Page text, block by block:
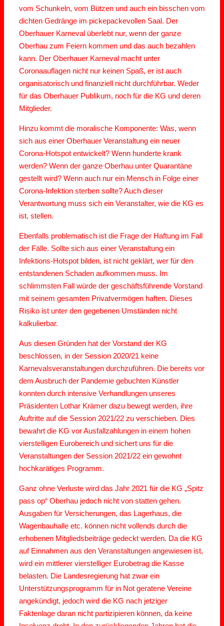
vom Schunkeln, vom Bützen und auch ein bisschen vom
dichten Gedränge im pickepackevollen Saal. Der
Oberhauer Karneval überlebt nur, wenn der ganze
Oberhau zum Feiern kommen und das auch bezahlen
kann. Der Oberhauer Karneval macht unter
Coronaauflagen nicht nur keinen Spaß, er ist auch
organisatorisch und finanziell nicht durchführbar. Weder
für das Oberhauer Publikum, noch für die KG und deren
Mitglieder.
Hinzu kommt die moralische Komponente: Was, wenn
sich aus einer Oberhauer Veranstaltung ein neuer
Corona-Hotspot entwickelt? Wenn hunderte krank
werden? Wenn der ganze Oberhau unter Quarantäne
gestellt wird? Wenn auch nur ein Mensch in Folge einer
Corona-Infektion sterben sollte? Auch dieser
Verantwortung muss sich ein Veranstalter, wie die KG es
ist, stellen.
Ebenfalls problematisch ist die Frage der Haftung im Fall
der Fälle. Sollte sich aus einer Veranstaltung ein
Infektions-Hotspot bilden, ist nicht geklärt, wer für den
entstandenen Schaden aufkommen muss. Im
schlimmsten Fall würde der geschäftsführende Vorstand
mit seinem gesamten Privatvermögen haften. Dieses
Risiko ist unter den gegebenen Umständen nicht
kalkulierbar.
Aus diesen Gründen hat der Vorstand der KG
beschlossen, in der Session 2020/21 keine
Karnevalsveranstaltungen durchzuführen. Die bereits vor
dem Ausbruch der Pandemie gebuchten Künstler
konnten durch intensive Verhandlungen unseres
Präsidenten Lothar Krämer dazu bewegt werden, ihre
Auftritte auf die Session 2021/22 zu verschieben. Dies
bewahrt die KG vor Ausfallzahlungen in einem hohen
vierstelligen Eurobereich und sichert uns für die
Veranstaltungen der Session 2021/22 ein gewohnt
hochkarätiges Programm.
Ganz ohne Verluste wird das Jahr 2021 für die KG „Spitz
pass op“ Oberhau jedoch nicht von statten gehen.
Ausgaben für Versicherungen, das Lagerhaus, die
Wagenbauhalle etc. können nicht vollends durch die
erhobenen Mitgliedsbeiträge gedeckt werden. Da die KG
auf Einnahmen aus den Veranstaltungen angewiesen ist,
wird ein mittlerer vierstelliger Eurobetrag die Kasse
belasten. Die Landesregierung hat zwar ein
Unterstützungsprogramm für in Not geratene Vereine
angekündigt, jedoch wird die KG nach jetziger
Faktenlage daran nicht partizipieren können, da keine